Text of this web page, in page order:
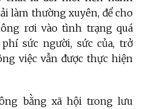
làm thường xuyên, để cho
rơi vào tình trạng quá
sức người, sức của, trở
việc vẫn được thực hiện
bằng xã hội trong lưu